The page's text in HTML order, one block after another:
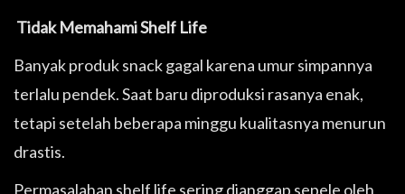
Tidak Memahami Shelf Life
Banyak produk snack gagal karena umur simpannya
terlalu pendek. Saat baru diproduksi rasanya enak,
tetapi setelah beberapa minggu kualitasnya menurun
drastis.
Permasalahan shelf life sering dianggap sepele oleh